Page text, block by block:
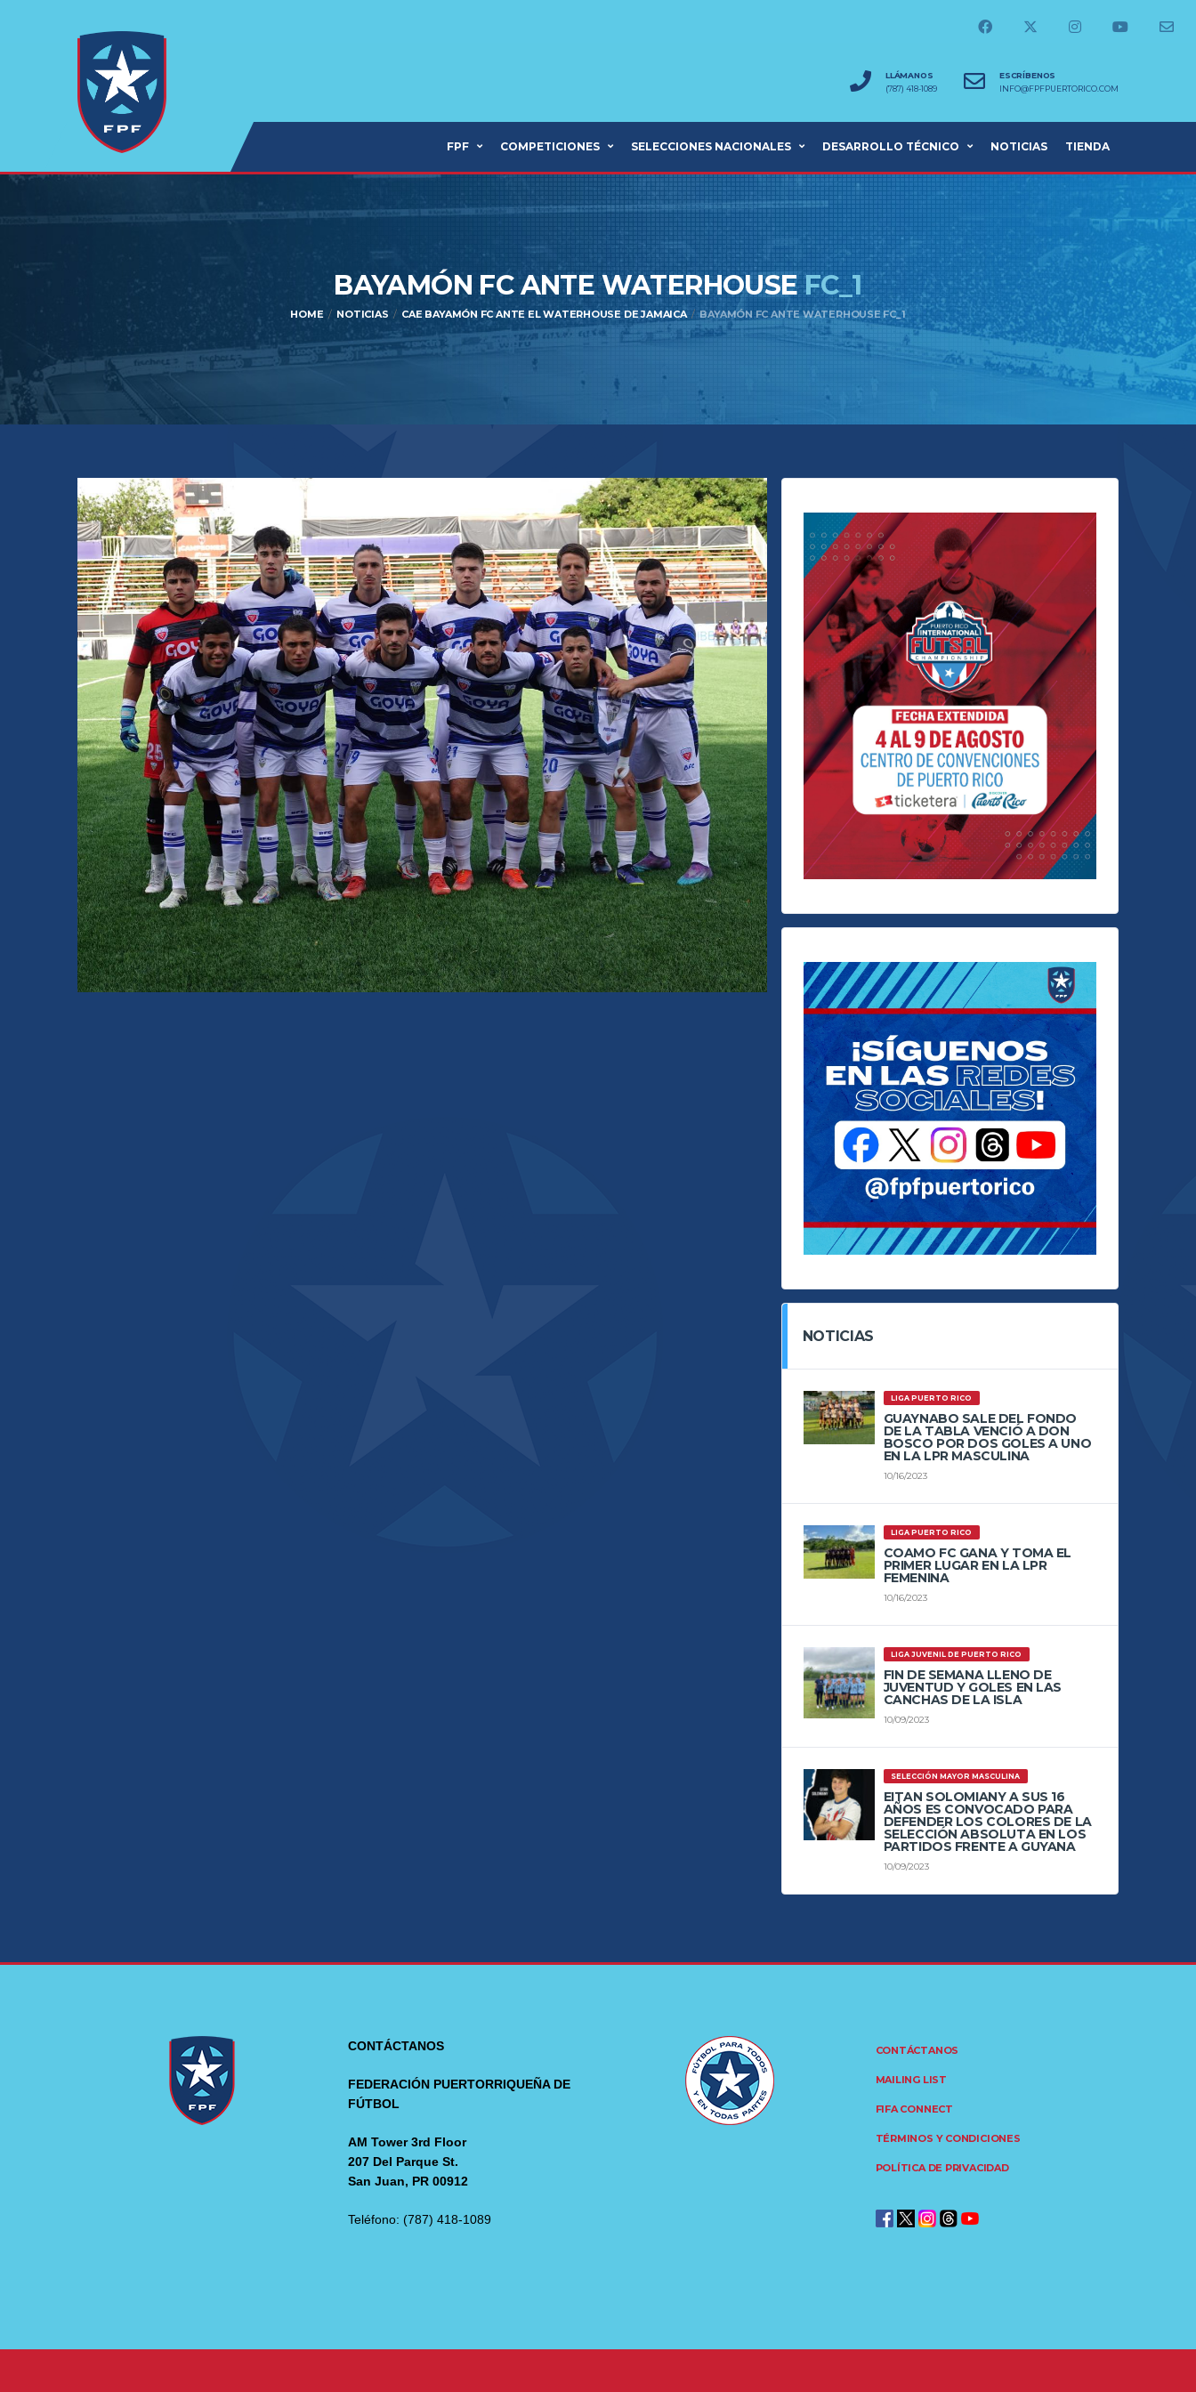
LLÁMANOS
(787) 418-1089
ESCRÍBENOS
INFO@FPFPUERTORICO.COM
FPF COMPETICIONES SELECCIONES NACIONALES DESARROLLO TÉCNICO NOTICIAS TIENDA
BAYAMÓN FC ANTE WATERHOUSEFC_1
HOME NOTICIAS CAE BAYAMÓN FC ANTE EL WATERHOUSE DE JAMAICA BAYAMÓN FC ANTE WATERHOUSE FC_1
NOTICIAS
LIGA PUERTO RICO
GUAYNABO SALE DEL FONDO
DE LA TABLA VENCIÓ A DON
BOSCO POR DOS GOLES A UNO
EN LA LPR MASCULINA
10/16/2023
LIGA PUERTO RICO
COAMO FC GANA Y TOMA EL
PRIMER LUGAR EN LA LPR
FEMENINA
10/16/2023
LIGA JUVENIL DE PUERTO RICO
FIN DE SEMANA LLENO DE
JUVENTUD Y GOLES EN LAS
CANCHAS DE LA ISLA
10/09/2023
SELECCIÓN MAYOR MASCULINA
EITAN SOLOMIANY A SUS 16
AÑOS ES CONVOCADO PARA
DEFENDER LOS COLORES DE LA
SELECCIÓN ABSOLUTA EN LOS
PARTIDOS FRENTE A GUYANA
10/09/2023
CONTÁCTANOS
FEDERACIÓN PUERTORRIQUEÑA DE
FÚTBOL
AM Tower 3rd Floor
207 Del Parque St.
San Juan, PR 00912
Teléfono: (787) 418-1089
CONTÁCTANOS
MAILING LIST
FIFA CONNECT
TÉRMINOS Y CONDICIONES
POLÍTICA DE PRIVACIDAD